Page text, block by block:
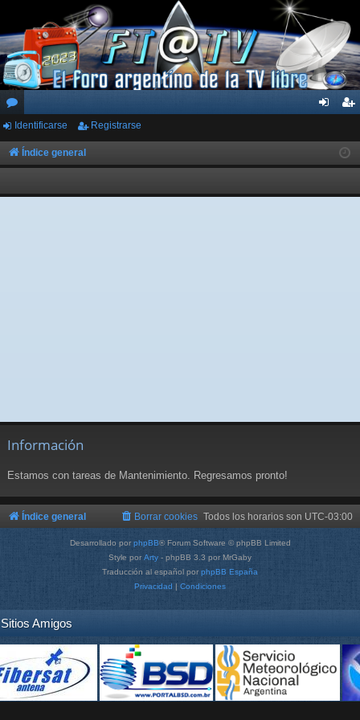
or
os
ar
ist
rs
Identificarse Registrarse
Índice general
Información
Estamos con tareas de Mantenimiento. Regresamos pronto!
Índice general Todos los horarios son UTC-03:00
Borrar cookies
Desarrollado por phpBB® Forum Software © phpBB Limited
Style por Arty - phpBB 3.3 por MrGaby
Traducción al español por phpBB España
Privacidad | Condiciones
Sitios Amigos